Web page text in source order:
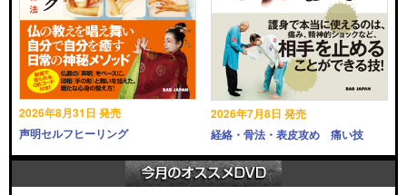
2026年8月31日 発売
声明セルフヒーリング
2026年7月8日 発売
経絡・骨法・表皮攻め 痛い技